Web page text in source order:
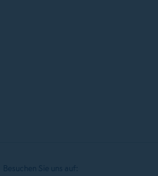
Besuchen Sie uns auf: